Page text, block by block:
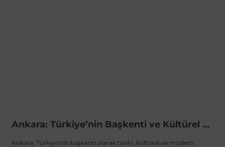
Ankara: Türkiye’nin Başkenti ve Kültürel Merkezi
Ankara, Türkiye'nin başkenti olarak tarihi, kültürel ve modern